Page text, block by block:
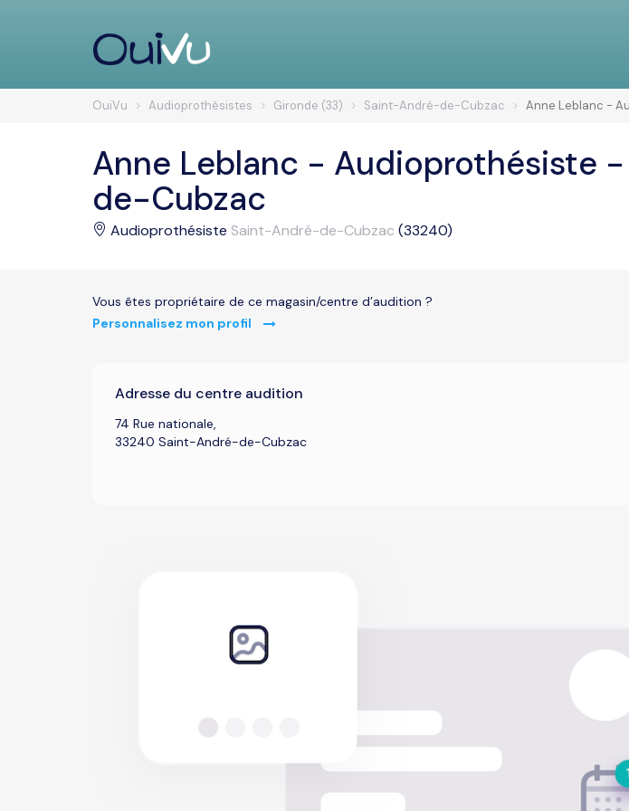
OuiVu Audioprothésistes Gironde (33) Saint-André-de-Cubzac Anne Leblanc -
Anne Leblanc - Audioprothésiste
de-Cubzac
Audioprothésiste Saint-André-de-Cubzac (33240)
Vous êtes propriétaire de ce magasin/centre d’audition ?
Personnalisez mon profil
Adresse du centre audition
74 Rue nationale,
33240 Saint-André-de-Cubzac